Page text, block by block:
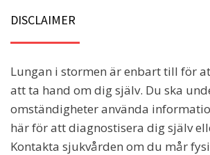
DISCLAIMER
Lungan i stormen är enbart till för
att ta hand om dig själv. Du ska
omständigheter använda
här för att diagnostisera dig själv
Kontakta sjukvården om du mår